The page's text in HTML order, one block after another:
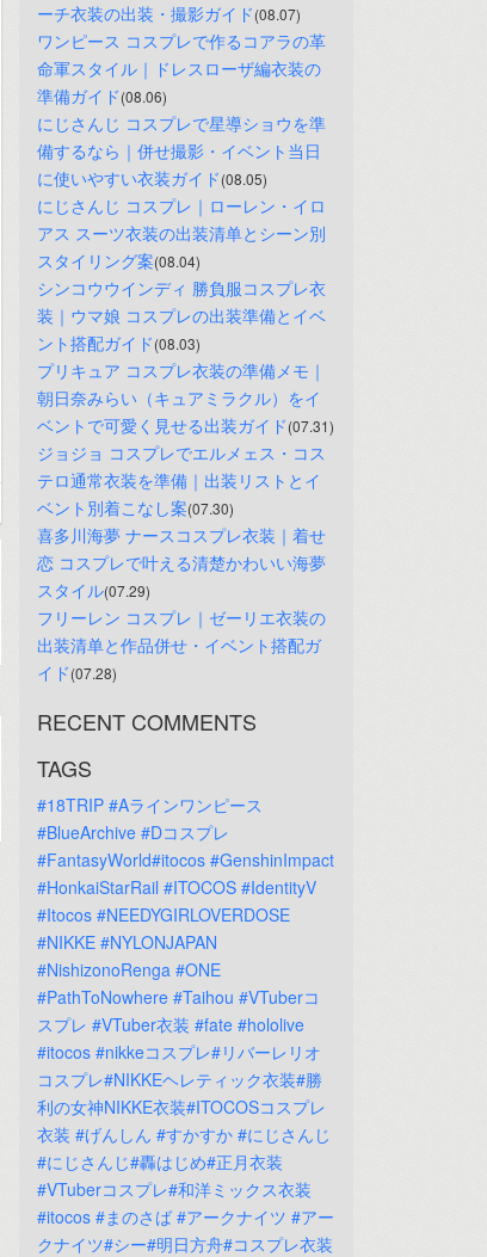
ーチ衣装の出装・撮影ガイド(08.07)
ワンピース コスプレで作るコアラの革
命軍スタイル｜ドレスローザ編衣装の
準備ガイド(08.06)
にじさんじ コスプレで星導ショウを準
備するなら｜併せ撮影・イベント当日
に使いやすい衣装ガイド(08.05)
にじさんじ コスプレ｜ローレン・イロ
アス スーツ衣装の出装清单とシーン別
スタイリング案(08.04)
シンコウウインディ 勝負服コスプレ衣
装｜ウマ娘 コスプレの出装準備とイベ
ント搭配ガイド(08.03)
プリキュア コスプレ衣装の準備メモ｜
朝日奈みらい（キュアミラクル）をイ
ベントで可愛く見せる出装ガイド(07.31)
ジョジョ コスプレでエルメェス・コス
テロ通常衣装を準備｜出装リストとイ
ベント別着こなし案(07.30)
喜多川海夢 ナースコスプレ衣装｜着せ
恋 コスプレで叶える清楚かわいい海夢
スタイル(07.29)
フリーレン コスプレ｜ゼーリエ衣装の
出装清单と作品併せ・イベント搭配ガ
イド(07.28)
RECENT COMMENTS
TAGS
#18TRIP #Aラインワンピース
#BlueArchive #Dコスプレ
#FantasyWorld#itocos #GenshinImpact
#HonkaiStarRail #ITOCOS #IdentityV
#Itocos #NEEDYGIRLOVERDOSE
#NIKKE #NYLONJAPAN
#NishizonoRenga #ONE
#PathToNowhere #Taihou #VTuberコ
スプレ #VTuber衣装 #fate #hololive
#itocos #nikkeコスプレ#リバーレリオ
コスプレ#NIKKEヘレティック衣装#勝
利の女神NIKKE衣装#ITOCOSコスプレ
衣装 #げんしん #すかすか #にじさんじ
#にじさんじ#轟はじめ#正月衣装
#VTuberコスプレ#和洋ミックス衣装
#itocos #まのさば #アークナイツ #アー
クナイツ#シー#明日方舟#コスプレ衣装